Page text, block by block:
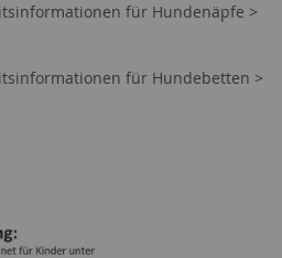
für Hundenäpfe >
für Hundebetten >